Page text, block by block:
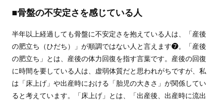
■骨盤の不安定さを感じている人
半年以上経過しても骨盤に不安定さを抱えている人は、「産後
の肥立ち（ひだち）」が順調ではない人と言えます❼。「産後
の肥立ち」とは、産後の体力回復を指す言葉です。産後の回復
に時間を要している人は、虚弱体質だと思われがちですが、私
は「床上げ」や出産時における「胎児の大きさ」が関係してい
ると考えています。「床上げ」とは、「出産後、出産時に流出